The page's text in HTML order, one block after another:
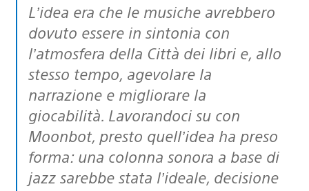
L’idea era che le musiche avrebbero
dovuto essere in sintonia con
l’atmosfera della Città dei libri e, allo
stesso tempo, agevolare la
narrazione e migliorare la
giocabilità. Lavorandoci su con
Moonbot, presto quell’idea ha preso
forma: una colonna sonora a base di
jazz sarebbe stata l’ideale, decisione